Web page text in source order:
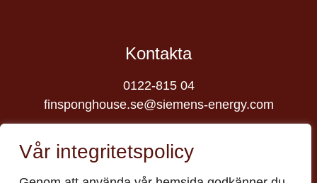
Vår integritetspolicy
Kontakta
0122-815 04
finsponghouse.se@siemens-energy.com
Besök oss
Finspångs Slott, 612 31 Finspång